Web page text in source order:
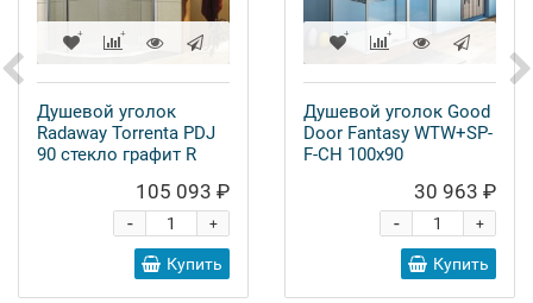
Душевой уголок
Radaway Torrenta PDJ
90 стекло графит R
105 093 ₽
+
-
Купить
Душевой уголок Good
Door Fantasy WTW+SP-
F-CH 100x90
30 963 ₽
+
-
Купить